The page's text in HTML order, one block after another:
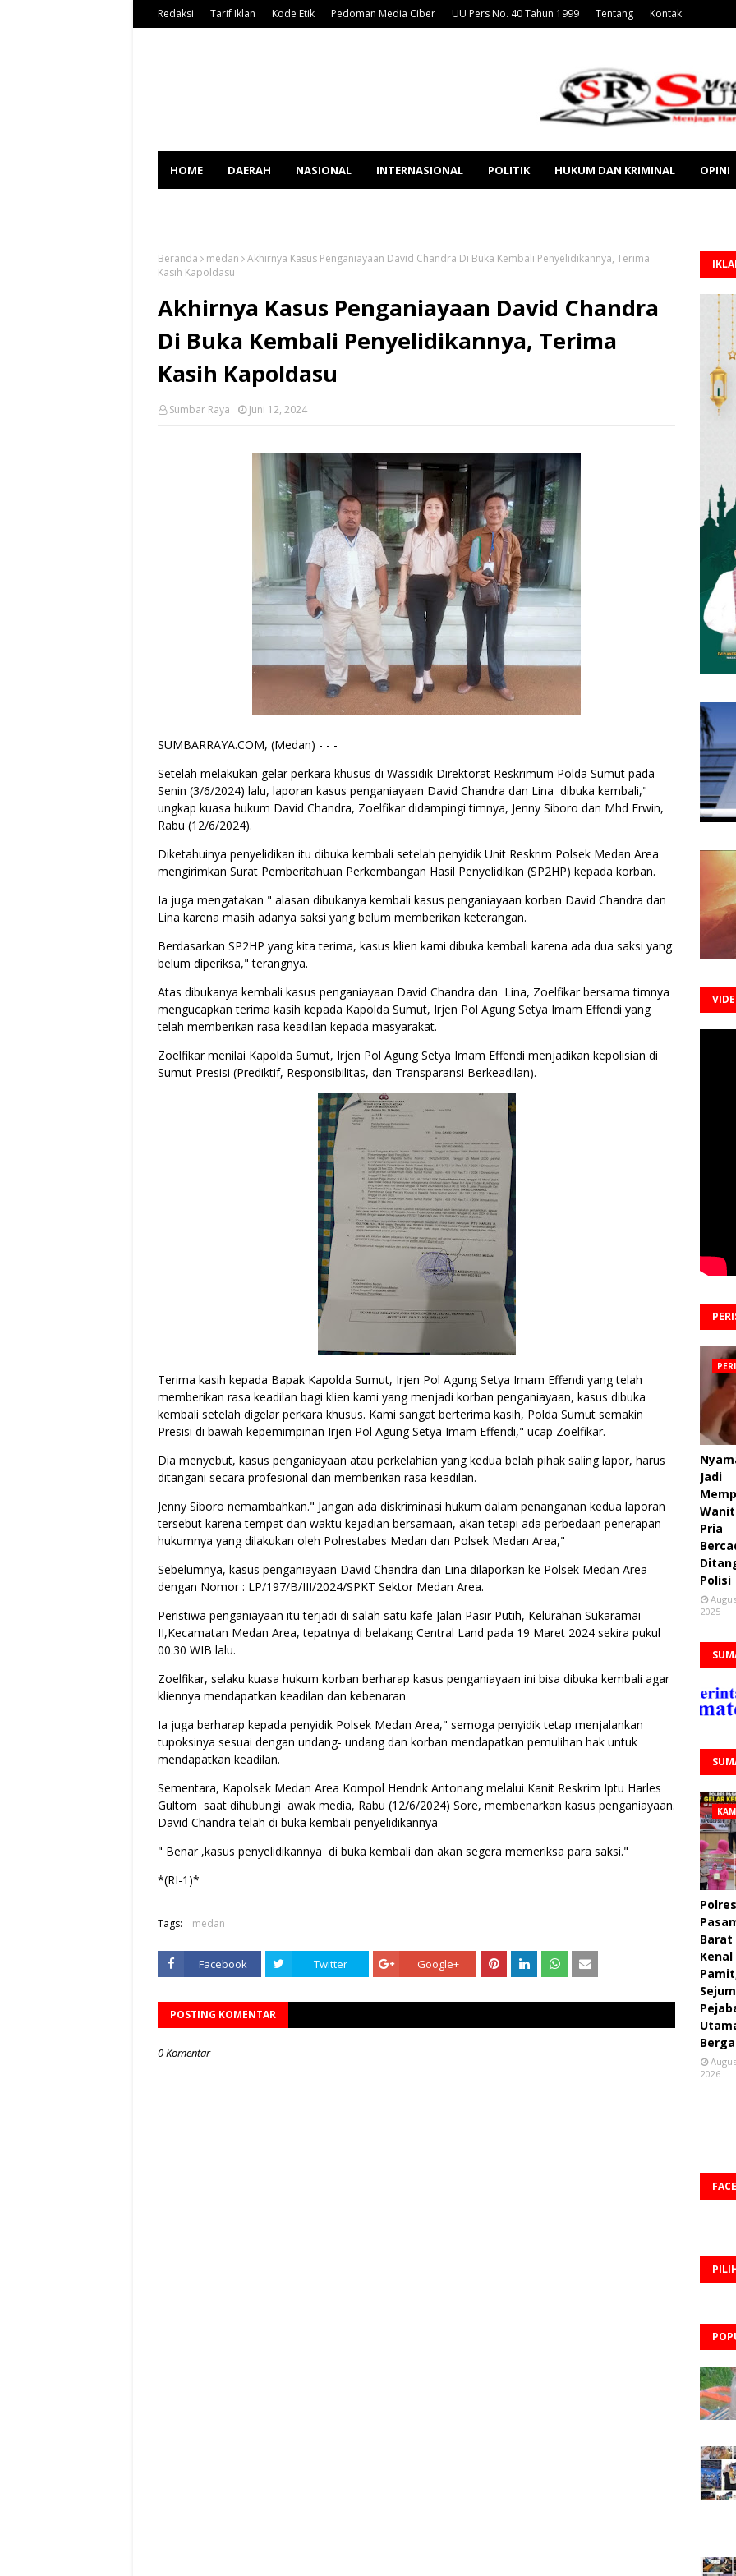
Redaksi Tarif Iklan Kode Etik Pedoman Media Ciber UU Pers No. 40 Tahun 1999 Tentang Kontak
HOME DAERAH NASIONAL INTERNASIONAL POLITIK HUKUM DAN KRIMINAL OPINI
Beranda medan
Akhirnya Kasus Penganiayaan David Chandra Di Buka Kembali Penyelidikannya, Terima
Kasih Kapoldasu
Akhirnya Kasus Penganiayaan David Chandra
Di Buka Kembali Penyelidikannya, Terima
Kasih Kapoldasu
Sumbar Raya Juni 12, 2024
SUMBARRAYA.COM, (Medan) - - -
Setelah melakukan gelar perkara khusus di Wassidik Direktorat Reskrimum Polda Sumut pada
Senin (3/6/2024) lalu, laporan kasus penganiayaan David Chandra dan Lina dibuka kembali,"
ungkap kuasa hukum David Chandra, Zoelfikar didampingi timnya, Jenny Siboro dan Mhd Erwin,
Rabu (12/6/2024).
Diketahuinya penyelidikan itu dibuka kembali setelah penyidik Unit Reskrim Polsek Medan Area
mengirimkan Surat Pemberitahuan Perkembangan Hasil Penyelidikan (SP2HP) kepada korban.
Ia juga mengatakan " alasan dibukanya kembali kasus penganiayaan korban David Chandra dan
Lina karena masih adanya saksi yang belum memberikan keterangan.
Berdasarkan SP2HP yang kita terima, kasus klien kami dibuka kembali karena ada dua saksi yang
belum diperiksa," terangnya.
Atas dibukanya kembali kasus penganiayaan David Chandra dan Lina, Zoelfikar bersama timnya
mengucapkan terima kasih kepada Kapolda Sumut, Irjen Pol Agung Setya Imam Effendi yang
telah memberikan rasa keadilan kepada masyarakat.
Zoelfikar menilai Kapolda Sumut, Irjen Pol Agung Setya Imam Effendi menjadikan kepolisian di
Sumut Presisi (Prediktif, Responsibilitas, dan Transparansi Berkeadilan).
Terima kasih kepada Bapak Kapolda Sumut, Irjen Pol Agung Setya Imam Effendi yang telah
memberikan rasa keadilan bagi klien kami yang menjadi korban penganiayaan, kasus dibuka
kembali setelah digelar perkara khusus. Kami sangat berterima kasih, Polda Sumut semakin
Presisi di bawah kepemimpinan Irjen Pol Agung Setya Imam Effendi," ucap Zoelfikar.
Dia menyebut, kasus penganiayaan atau perkelahian yang kedua belah pihak saling lapor, harus
ditangani secara profesional dan memberikan rasa keadilan.
Jenny Siboro nemambahkan." Jangan ada diskriminasi hukum dalam penanganan kedua laporan
tersebut karena tempat dan waktu kejadian bersamaan, akan tetapi ada perbedaan penerapan
hukumnya yang dilakukan oleh Polrestabes Medan dan Polsek Medan Area,"
Sebelumnya, kasus penganiayaan David Chandra dan Lina dilaporkan ke Polsek Medan Area
dengan Nomor : LP/197/B/III/2024/SPKT Sektor Medan Area.
Peristiwa penganiayaan itu terjadi di salah satu kafe Jalan Pasir Putih, Kelurahan Sukaramai
II,Kecamatan Medan Area, tepatnya di belakang Central Land pada 19 Maret 2024 sekira pukul
00.30 WIB lalu.
Zoelfikar, selaku kuasa hukum korban berharap kasus penganiayaan ini bisa dibuka kembali agar
kliennya mendapatkan keadilan dan kebenaran
Ia juga berharap kepada penyidik Polsek Medan Area," semoga penyidik tetap menjalankan
tupoksinya sesuai dengan undang- undang dan korban mendapatkan pemulihan hak untuk
mendapatkan keadilan.
Sementara, Kapolsek Medan Area Kompol Hendrik Aritonang melalui Kanit Reskrim Iptu Harles
Gultom saat dihubungi awak media, Rabu (12/6/2024) Sore, membenarkan kasus penganiayaan.
David Chandra telah di buka kembali penyelidikannya
" Benar ,kasus penyelidikannya di buka kembali dan akan segera memeriksa para saksi."
*(RI-1)*
Tags: medan
Facebook Twitter Google+
POSTING KOMENTAR
0 Komentar
Jadi
Pria
Polisi
2025
Polres
Barat
Kenal
2026